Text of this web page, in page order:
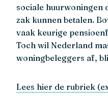
sociale huurwoningen
zak kunnen betalen.
vaak keurige
Toch wil Nederland
woningbeleggers af,
Lees hier de rubriek